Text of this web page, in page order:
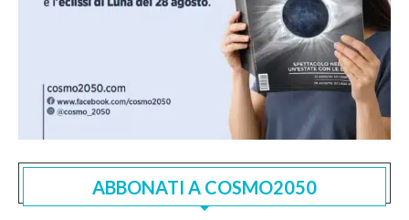
ABBONATI A COSMO2050